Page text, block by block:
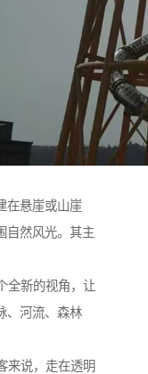
在悬崖或山崖
自然风光。其主
全新的视角，让
、河流、森林
来说，走在透明